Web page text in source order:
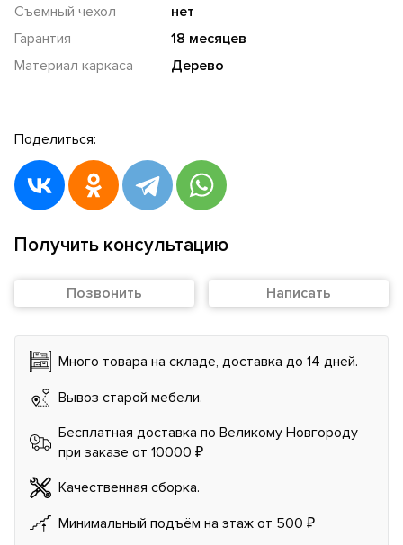
Съемный чехол
нет
Гарантия
18 месяцев
Материал каркаса
Дерево
Поделиться:
Получить консультацию
Позвонить Написать
Много товара на складе, доставка до 14 дней.
Вывоз старой мебели.
Бесплатная доставка по Великому Новгороду
при заказе от 10000 ₽
Качественная сборка.
Минимальный подъём на этаж от 500 ₽